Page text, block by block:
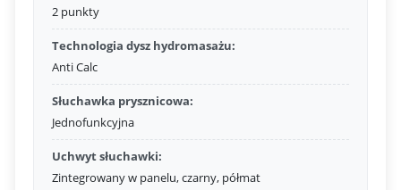
2 punkty
Technologia dysz hydromasażu:
Anti Calc
Słuchawka prysznicowa:
Jednofunkcyjna
Uchwyt słuchawki:
Zintegrowany w panelu, czarny, półmat